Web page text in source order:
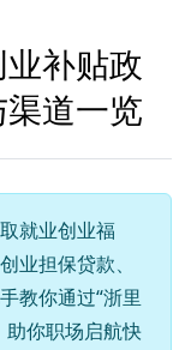
补贴政
道一览
就业创业福
业担保贷款、
教你通过“浙里
助你职场启航快